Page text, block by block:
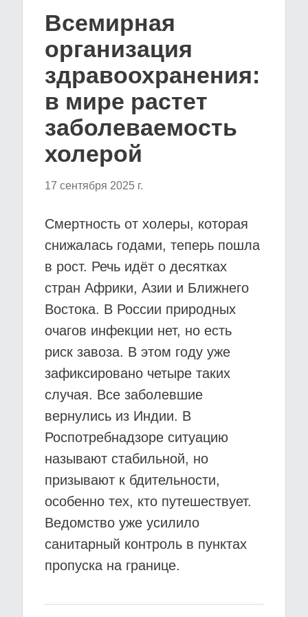
Всемирная
организация
здравоохранения:
в мире растет
заболеваемость
холерой
17 сентября 2025 г.
Смертность от холеры, которая
снижалась годами, теперь пошла
в рост. Речь идёт о десятках
стран Африки, Азии и Ближнего
Востока. В России природных
очагов инфекции нет, но есть
риск завоза. В этом году уже
зафиксировано четыре таких
случая. Все заболевшие
вернулись из Индии. В
Роспотребнадзоре ситуацию
называют стабильной, но
призывают к бдительности,
особенно тех, кто путешествует.
Ведомство уже усилило
санитарный контроль в пунктах
пропуска на границе.